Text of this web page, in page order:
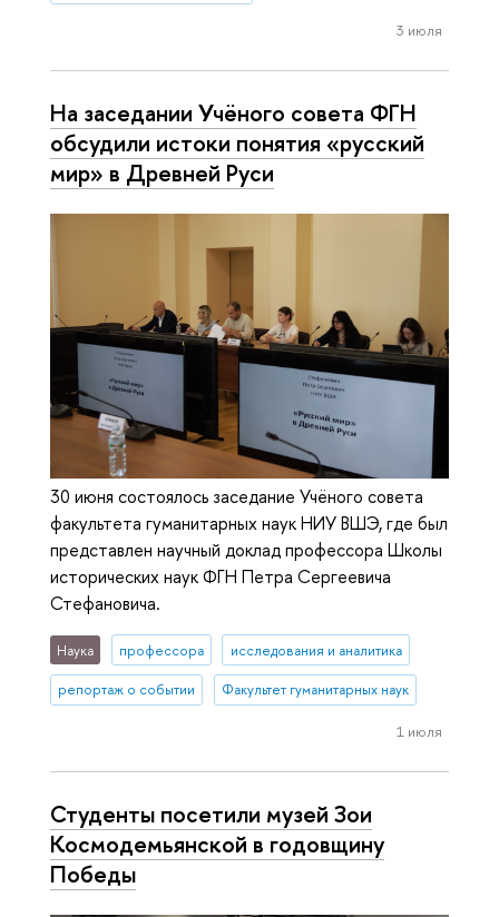
3 июля
На заседании Учёного совета ФГН
обсудили истоки понятия «русский
мир» в Древней Руси
30 июня состоялось заседание Учёного совета
факультета гуманитарных наук НИУ ВШЭ, где был
представлен научный доклад профессора Школы
исторических наук ФГН Петра Сергеевича
Стефановича.
Наука профессора исследования и аналитика
репортаж о событии Факультет гуманитарных наук
1 июля
Студенты посетили музей Зои
Космодемьянской в годовщину
Победы